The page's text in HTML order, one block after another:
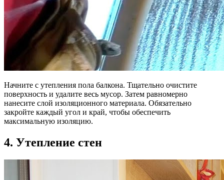
Начните с утепления пола балкона. Тщательно очистите
поверхность и удалите весь мусор. Затем равномерно
нанесите слой изоляционного материала. Обязательно
закройте каждый угол и край, чтобы обеспечить
максимальную изоляцию.
4. Утепление стен